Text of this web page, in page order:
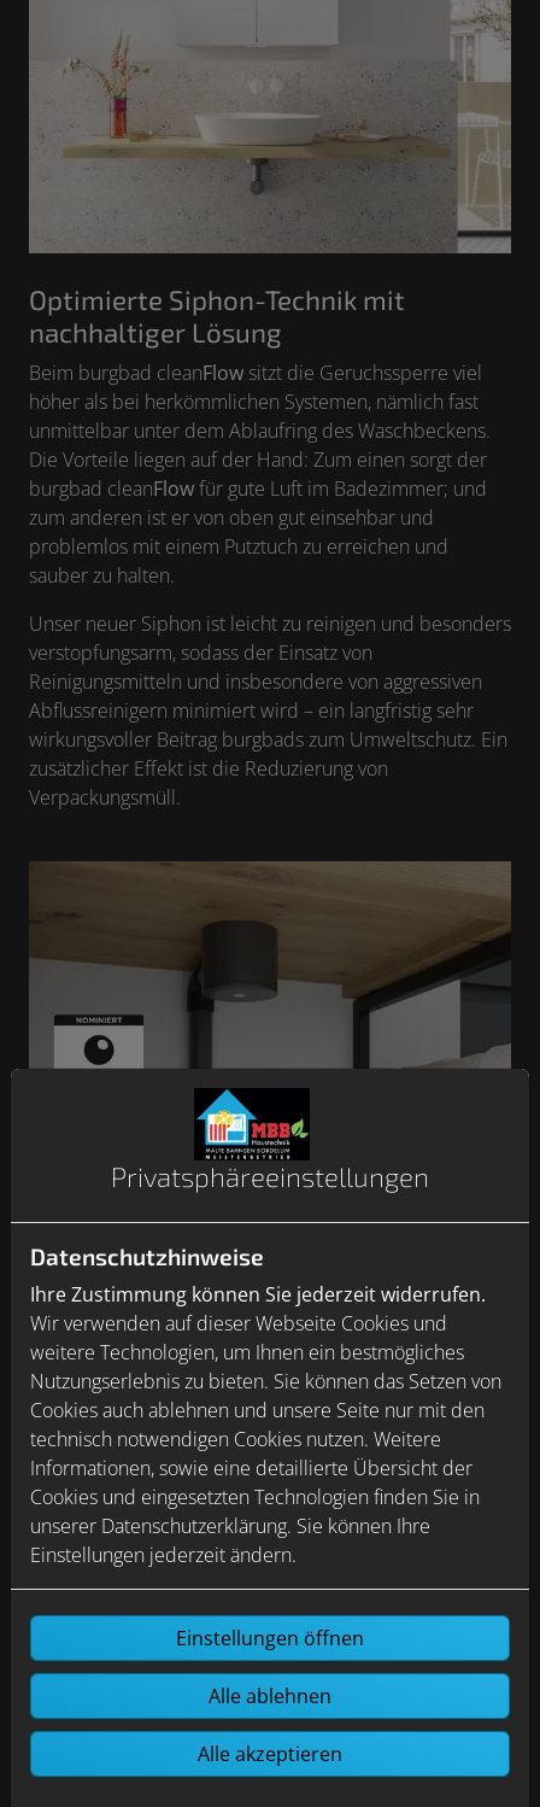
Optimierte Siphon-Technik mit
nachhaltiger Lösung
Beim burgbad cleanFlow sitzt die Geruchssperre viel
höher als bei herkömmlichen Systemen, nämlich fast
unmittelbar unter dem Ablaufring des Waschbeckens.
Die Vorteile liegen auf der Hand: Zum einen sorgt der
burgbad cleanFlowfür gute Luft im Badezimmer; und
zum anderen ist er von oben gut einsehbar und
problemlos mit einem Putztuch zu erreichen und
sauber zu halten.
Unser neuer Siphon ist leicht zu reinigen und besonders
verstopfungsarm, sodass der Einsatz von
Reinigungsmitteln und insbesondere von aggressiven
Abflussreinigern minimiert wird – ein langfristig sehr
wirkungsvoller Beitrag burgbads zum Umweltschutz. Ein
zusätzlicher Effekt ist die Reduzierung von
Verpackungsmüll.
Plug-and-Play-Installation
Die Montage des burgbad cleanFlow ist sehr einfach
und deutlich weniger zeitaufwändig als die Installation
herkömmlicher Modelle. Der Siphon besteht aus
weniger Teilen und ist einfach anzupassen,
zusammenzufügen und zu montieren. Zudem bleibt der
direkt unter dem Waschtisch sitzende Siphon auch nach
der Montage stets gut zugänglich. Der Siphontopf kann
einfach aufgedreht und genauso leicht wieder
eingesetzt werden. Auch damit bietet er sich als
Alternative zu Systemen mit verdecktem Überlauf an.
Auf der eigens für den burgbad
cleanFlow gelaunchtenMicrosite
zeigen Videos
anschaulich die Vorteile des neuen Siphons bei
Montage und Reinigung.
Privatsphäre­einstellungen
Datenschutzhinweise
Ihre Zustimmung können Sie jederzeit widerrufen.
Wir verwenden auf dieser Webseite Cookies und
weitere Technologien, um Ihnen ein bestmögliches
Nutzungserlebnis zu bieten. Sie können das Setzen von
Cookies auch ablehnen und unsere Seite nur mit den
technisch notwendigen Cookies nutzen. Weitere
Informationen, sowie eine detaillierte Übersicht der
Cookies und eingesetzten Technologien finden Sie in
unserer Datenschutzerklärung. Sie können Ihre
Einstellungen jederzeit ändern.
Einstellungen öffnen
Alle ablehnen
Alle akzeptieren